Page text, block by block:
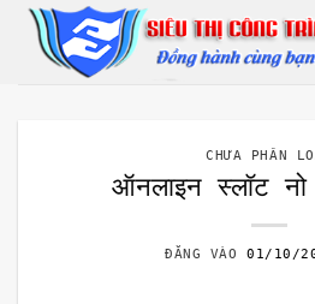
CHƯA PHÂN
ऑनलाइन स्लॉट
ĐĂNG VÀO01/10/